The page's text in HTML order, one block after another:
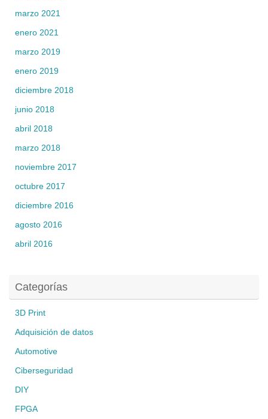
marzo 2021
enero 2021
marzo 2019
enero 2019
diciembre 2018
junio 2018
abril 2018
marzo 2018
noviembre 2017
octubre 2017
diciembre 2016
agosto 2016
abril 2016
Categorías
3D Print
Adquisición de datos
Automotive
Ciberseguridad
DIY
FPGA